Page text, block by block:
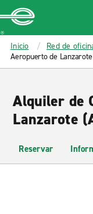
MAIN
CONTENT
Enterprise
Inicio Red de
Aeropuerto de Lanzarote
Alquiler de
Lanzarote
Reservar